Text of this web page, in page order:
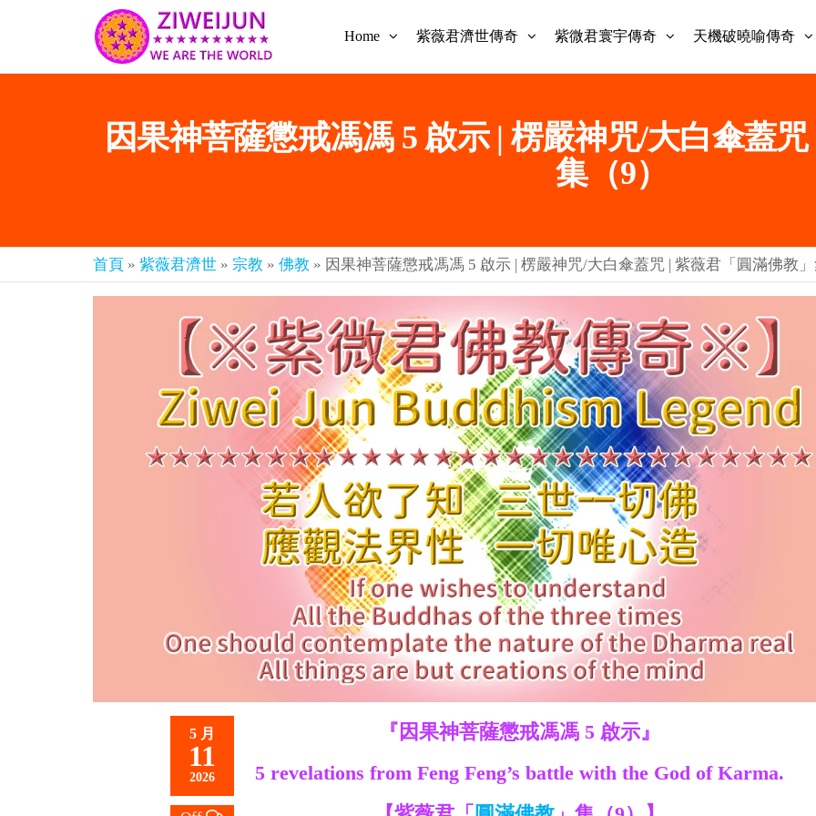
紫薇
《推
言-
紫薇
君寰
宇傳
奇官
網
世
主
都
是
彌
亞-
個
個
都
是
救
世
主
Home 紫薇君濟世傳奇 紫微君寰宇傳奇 天機破曉喻傳奇
因果神菩薩懲戒馮馮 5 啟示 | 楞嚴神咒/大白傘蓋
集（9）
首頁 » 紫薇君濟世 » 宗教 » 佛教 » 因果神菩薩懲戒馮馮 5 啟示 | 楞嚴神咒/大白傘蓋咒 | 紫薇君「圓滿佛教
5 月
11
2026
『因果神菩薩懲戒馮馮 5 啟示』
5 revelations from Feng Feng’s battle with the God of Karma.